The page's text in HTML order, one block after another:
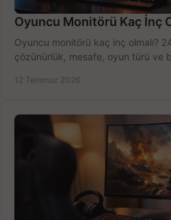
Oyuncu Monitörü Kaç İnç
Oyuncu monitörü kaç inç olmalı?
çözünürlük, mesafe, oyun türü ve
12 Temmuz 2026